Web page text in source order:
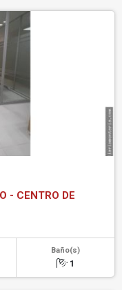
- CENTRO DE
Baño(s)
1